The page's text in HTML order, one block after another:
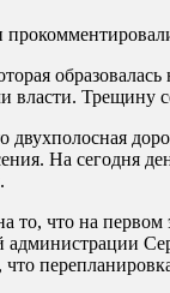
Трещину
На сегодня
то, что на
администрации